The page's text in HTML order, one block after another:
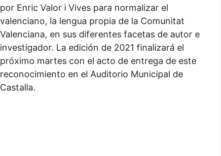
por Enric Valor i Vives para normalizar el
valenciano, la lengua propia de la Comunitat
Valenciana, en sus diferentes facetas de autor e
investigador. La edición de 2021 finalizará el
próximo martes con el acto de entrega de este
reconocimiento en el Auditorio Municipal de
Castalla.